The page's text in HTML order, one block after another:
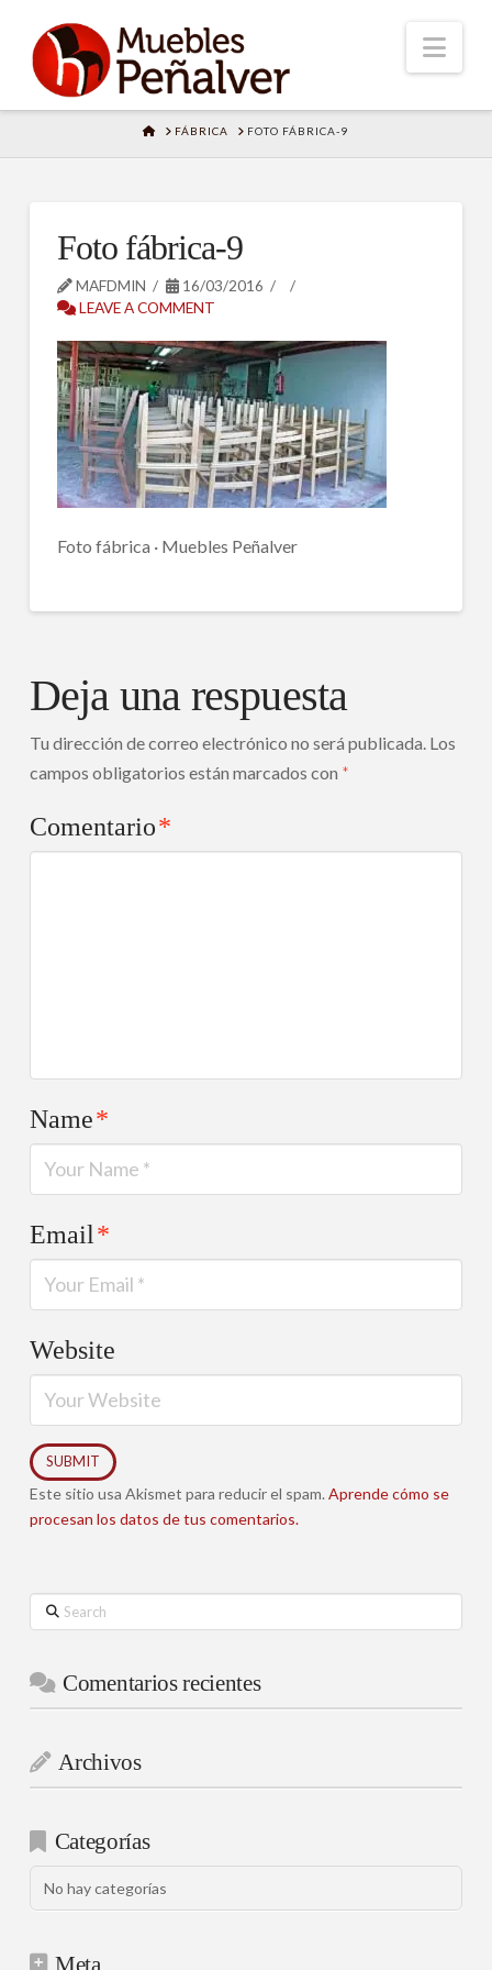
HOMEFÁBRICA FOTO FÁBRICA-9
Foto fábrica-9
MAFDMIN
16/03/2016
LEAVE A COMMENT
Foto fábrica · Muebles Peñalver
Deja una respuesta
Tu dirección de correo electrónico no será publicada. Los
campos obligatorios están marcados con *
Comentario*
Name*
Email*
Website
Este sitio usa Akismet para reducir el spam. Aprende cómo se
procesan los datos de tus comentarios.
Search
Comentarios recientes
Archivos
Categorías
No hay categorías
Meta